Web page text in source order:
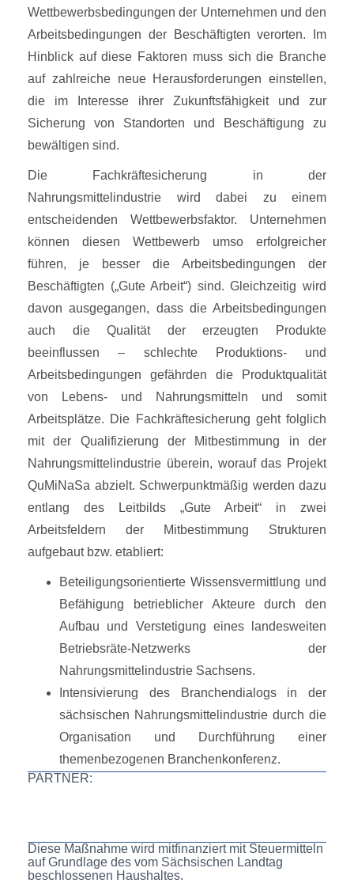
Wettbewerbsbedingungen der Unternehmen und den
Arbeitsbedingungen der Beschäftigten verorten. Im
Hinblick auf diese Faktoren muss sich die Branche
auf zahlreiche neue Herausforderungen einstellen,
die im Interesse ihrer Zukunftsfähigkeit und zur
Sicherung von Standorten und Beschäftigung zu
bewältigen sind.
Die Fachkräftesicherung in der
Nahrungsmittelindustrie wird dabei zu einem
entscheidenden Wettbewerbsfaktor. Unternehmen
können diesen Wettbewerb umso erfolgreicher
führen, je besser die Arbeitsbedingungen der
Beschäftigten („Gute Arbeit“) sind. Gleichzeitig wird
davon ausgegangen, dass die Arbeitsbedingungen
auch die Qualität der erzeugten Produkte
beeinflussen – schlechte Produktions- und
Arbeitsbedingungen gefährden die Produktqualität
von Lebens- und Nahrungsmitteln und somit
Arbeitsplätze. Die Fachkräftesicherung geht folglich
mit der Qualifizierung der Mitbestimmung in der
Nahrungsmittelindustrie überein, worauf das Projekt
QuMiNaSa abzielt. Schwerpunktmäßig werden dazu
entlang des Leitbilds „Gute Arbeit“ in zwei
Arbeitsfeldern der Mitbestimmung Strukturen
aufgebaut bzw. etabliert:
Beteiligungsorientierte Wissensvermittlung und
Befähigung betrieblicher Akteure durch den
Aufbau und Verstetigung eines landesweiten
Betriebsräte-Netzwerks der
Nahrungsmittelindustrie Sachsens.
Intensivierung des Branchendialogs in der
sächsischen Nahrungsmittelindustrie durch die
Organisation und Durchführung einer
themenbezogenen Branchenkonferenz.
PARTNER:
Diese Maßnahme wird mitfinanziert mit Steuermitteln
auf Grundlage des vom Sächsischen Landtag
beschlossenen Haushaltes.